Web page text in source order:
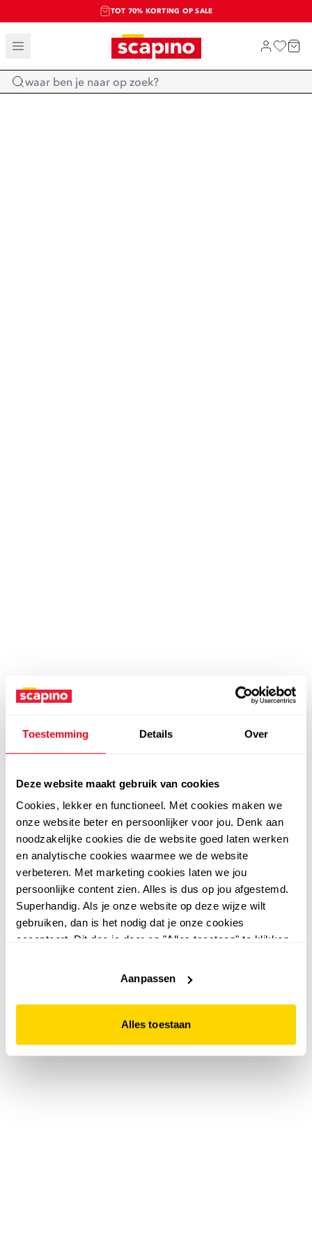
Toestemming Details Over
Deze website maakt gebruik van cookies
Cookies, lekker en functioneel. Met cookies maken we
onze website beter en persoonlijker voor jou. Denk aan
noodzakelijke cookies die de website goed laten werken
en analytische cookies waarmee we de website
verbeteren. Met marketing cookies laten we jou
persoonlijke content zien. Alles is dus op jou afgestemd.
Superhandig. Als je onze website op deze wijze wilt
gebruiken, dan is het nodig dat je onze cookies
accepteert. Dit doe je door op "Alles toestaan" te klikken.
website niet optimaal functioneert.
Aanpassen
Alles toestaan
TOT 70% KORTING OP SALE
SALE: LAATSTE KANS!
SHOP NIEUW
Home